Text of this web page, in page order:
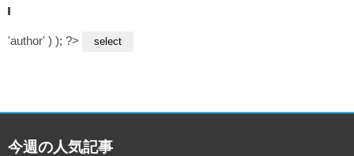
'author' ) ); ?>
今週の人気記事